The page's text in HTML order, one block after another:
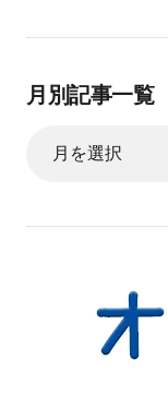
月別記事一覧